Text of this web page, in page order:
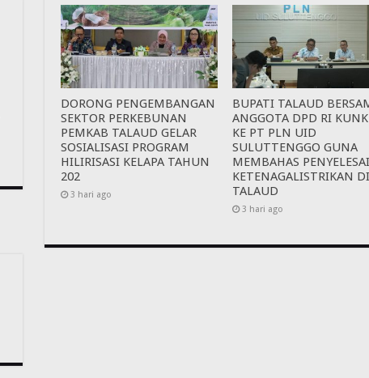
DORONG PENGEMBANGAN
SEKTOR PERKEBUNAN
PEMKAB TALAUD GELAR
SOSIALISASI PROGRAM
HILIRISASI KELAPA TAHUN
202
3 hari ago
BUPATI TALAUD
ANGGOTA DPD RI
KE PT PLN UID
SULUTTENGGO GUNA
MEMBAHAS
KETENAGALISTRIKAN DI
TALAUD
3 hari ago